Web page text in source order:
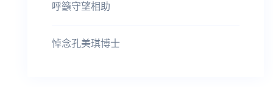
呼籲守望相助
悼念孔美琪博士